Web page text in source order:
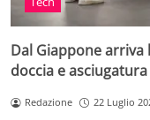
Dal Giappone
doccia e
Redazione 22 Luglio